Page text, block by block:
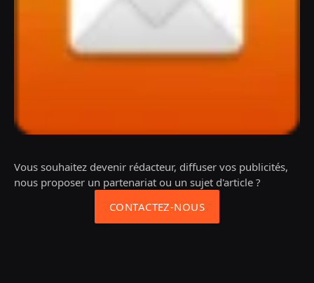
Vous souhaitez devenir rédacteur, diffuser vos publicités,
nous proposer un partenariat ou un sujet d'article ?
CONTACTEZ-NOUS